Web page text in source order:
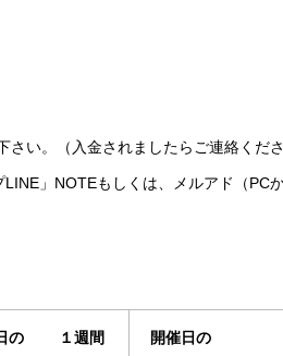
い。（入金されましたらご連絡くださ
」NOTEもしくは、メルアド（PC
の １週間
開催日の